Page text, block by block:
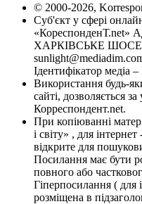
© 2000-2026,
Суб'єкт у сфері
«КореспонденТ.net»
ХАРКІВСЬКЕ ШОСЕ,
Ідентифікатор медіа
Використання будь-
сайті, дозволяється
Корреспондент.net.
При копіюванні
і світу» , для
відкрите для
Посилання має бути
повного або
Гіперпосилання ( для
розміщена в